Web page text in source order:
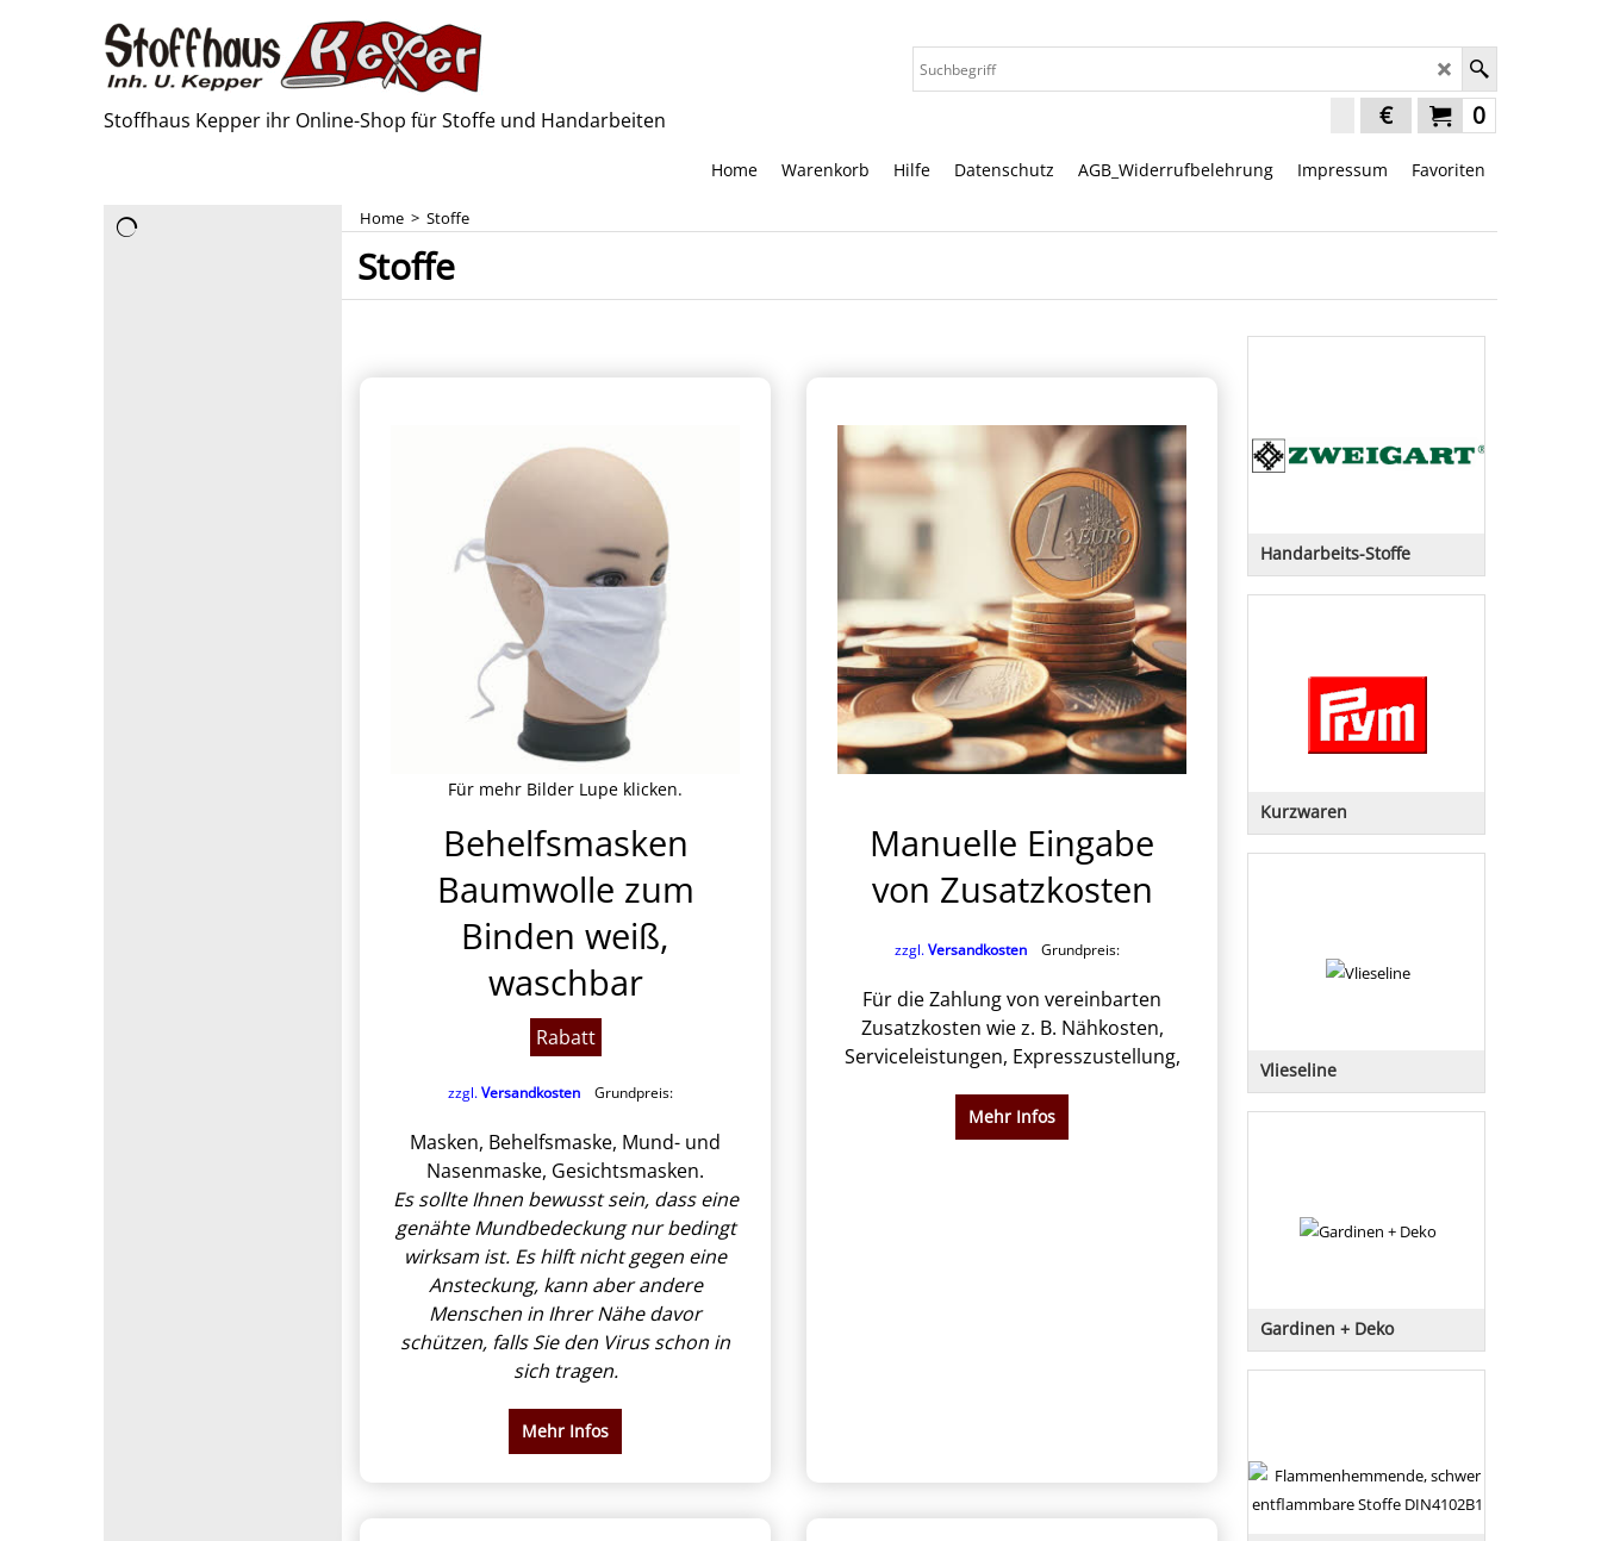
Stoffhaus Kepper ihr Online-Shop für Stoffe und Handarbeiten 0
€
Home Warenkorb Hilfe Datenschutz AGB_Widerrufbelehrung Impressum Favoriten
Home > Stoffe
Stoffe
Handarbeits-Stoffe
Zweigart und Sawitzki
Tap-Rico
Kurzwaren
Kurzwaren von Prym, Inox, Opti-
lon
Vlieseline
Gardinen + Deko
Gardinenstoffe
Für mehr Bilder Lupe klicken.
Behelfsmasken
Baumwolle zum
Binden weiß,
waschbar
Rabatt
zzgl.Versandkosten Grundpreis:
Masken, Behelfsmaske, Mund- und
Nasenmaske, Gesichtsmasken.
Es sollte Ihnen bewusst sein, dass eine
genähte Mundbedeckung nur bedingt
wirksam ist. Es hilft nicht gegen eine
Ansteckung, kann aber andere
Menschen in Ihrer Nähe davor
schützen, falls Sie den Virus schon in
sich tragen.
Mehr Infos
Manuelle Eingabe
von Zusatzkosten
zzgl.Versandkosten Grundpreis:
Für die Zahlung von vereinbarten
Zusatzkosten wie z. B. Nähkosten,
Serviceleistungen, Expresszustellung,
Mehr Infos